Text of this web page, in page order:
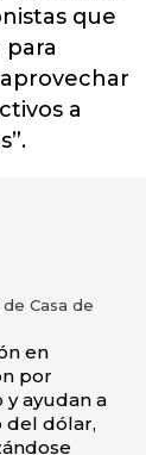
que
a
Casa de
en
por
ayudan a
del dólar,